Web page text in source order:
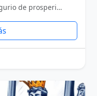
de prosperi…